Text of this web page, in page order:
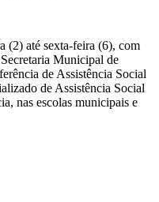
(2) até sexta-feira (6), com
Municipal de
de Assistência Social
de Assistência Social
nas escolas municipais e